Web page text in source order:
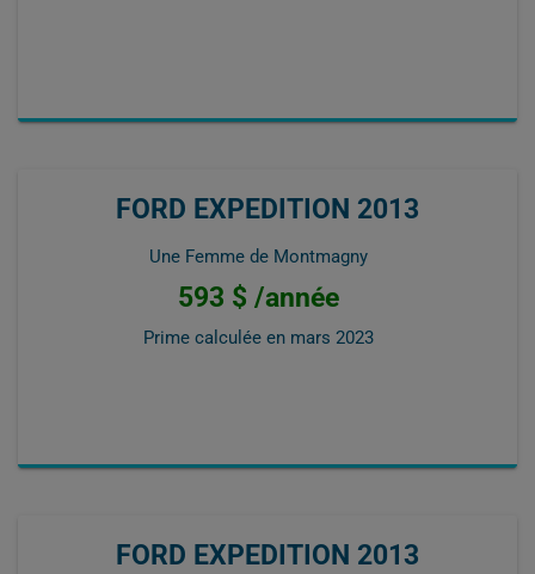
FORD EXPEDITION 2013
Une Femme de Montmagny
593 $ /année
Prime calculée en mars 2023
FORD EXPEDITION 2013